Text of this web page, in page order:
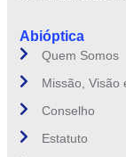
Abióptica
Quem Somos
Missão, Visão
Conselho
Estatuto